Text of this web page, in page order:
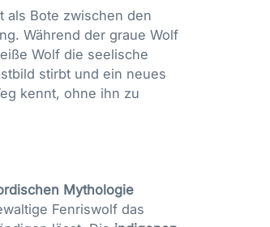
als Bote zwischen den
Während der graue Wolf
Wolf die seelische
stirbt und ein neues
kennt, ohne ihn zu
Mythologie
Fenriswolf das